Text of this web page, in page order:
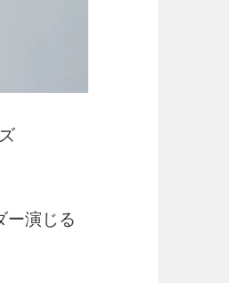
ー演じる